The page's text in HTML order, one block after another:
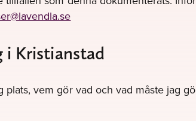
i Kristianstad
vem gör vad och vad måste jag